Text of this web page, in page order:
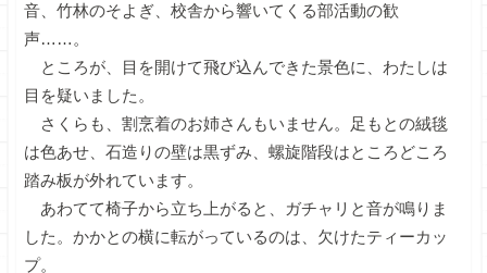
音、竹林のそよぎ、校舎から響いてくる部活動の歓
声……。
ところが、目を開けて飛び込んできた景色に、わたしは
目を疑いました。
さくらも、割烹着のお姉さんもいません。足もとの絨毯
は色あせ、石造りの壁は黒ずみ、螺旋階段はところどころ
踏み板が外れています。
あわてて椅子から立ち上がると、ガチャリと音が鳴りま
した。かかとの横に転がっているのは、欠けたティーカッ
プ。